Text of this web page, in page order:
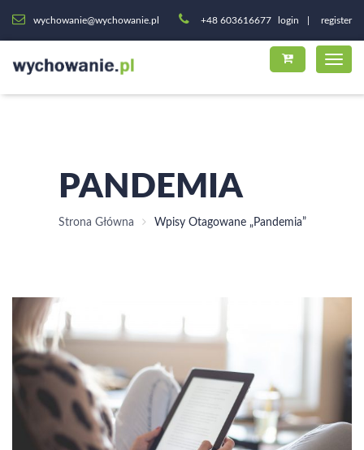
wychowanie@wychowanie.pl +48 603616677 login register
PANDEMIA
Strona Główna Wpisy Otagowane „pandemia”